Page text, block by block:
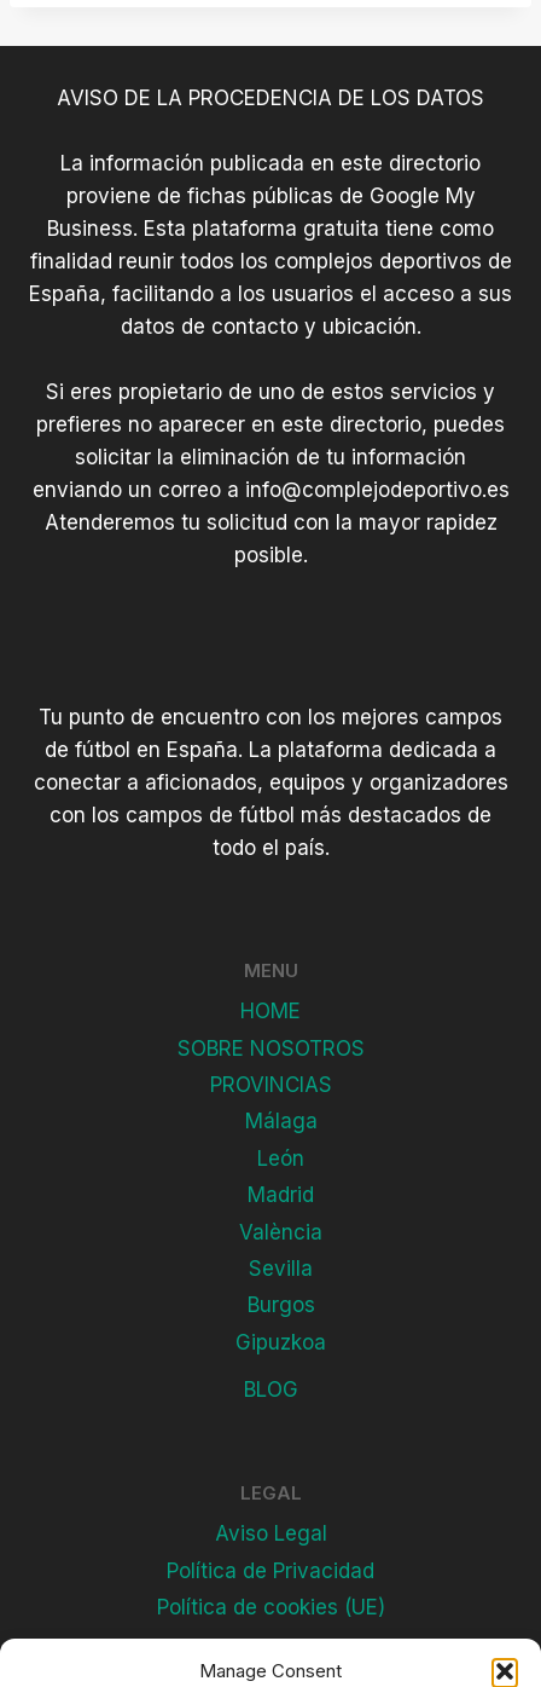
Manage Consent
AVISO DE LA PROCEDENCIA DE LOS DATOS
La información publicada en este directorio
proviene de fichas públicas de Google My
Business. Esta plataforma gratuita tiene como
finalidad reunir todos los complejos deportivos de
España, facilitando a los usuarios el acceso a sus
datos de contacto y ubicación.
Si eres propietario de uno de estos servicios y
prefieres no aparecer en este directorio, puedes
solicitar la eliminación de tu información
enviando un correo a info@complejodeportivo.es
Atenderemos tu solicitud con la mayor rapidez
posible.
Tu punto de encuentro con los mejores campos
de fútbol en España. La plataforma dedicada a
conectar a aficionados, equipos y organizadores
con los campos de fútbol más destacados de
todo el país.
MENU
HOME
SOBRE NOSOTROS
PROVINCIAS
Málaga
León
Madrid
València
Sevilla
Burgos
Gipuzkoa
BLOG
LEGAL
Aviso Legal
Política de Privacidad
Política de cookies (UE)